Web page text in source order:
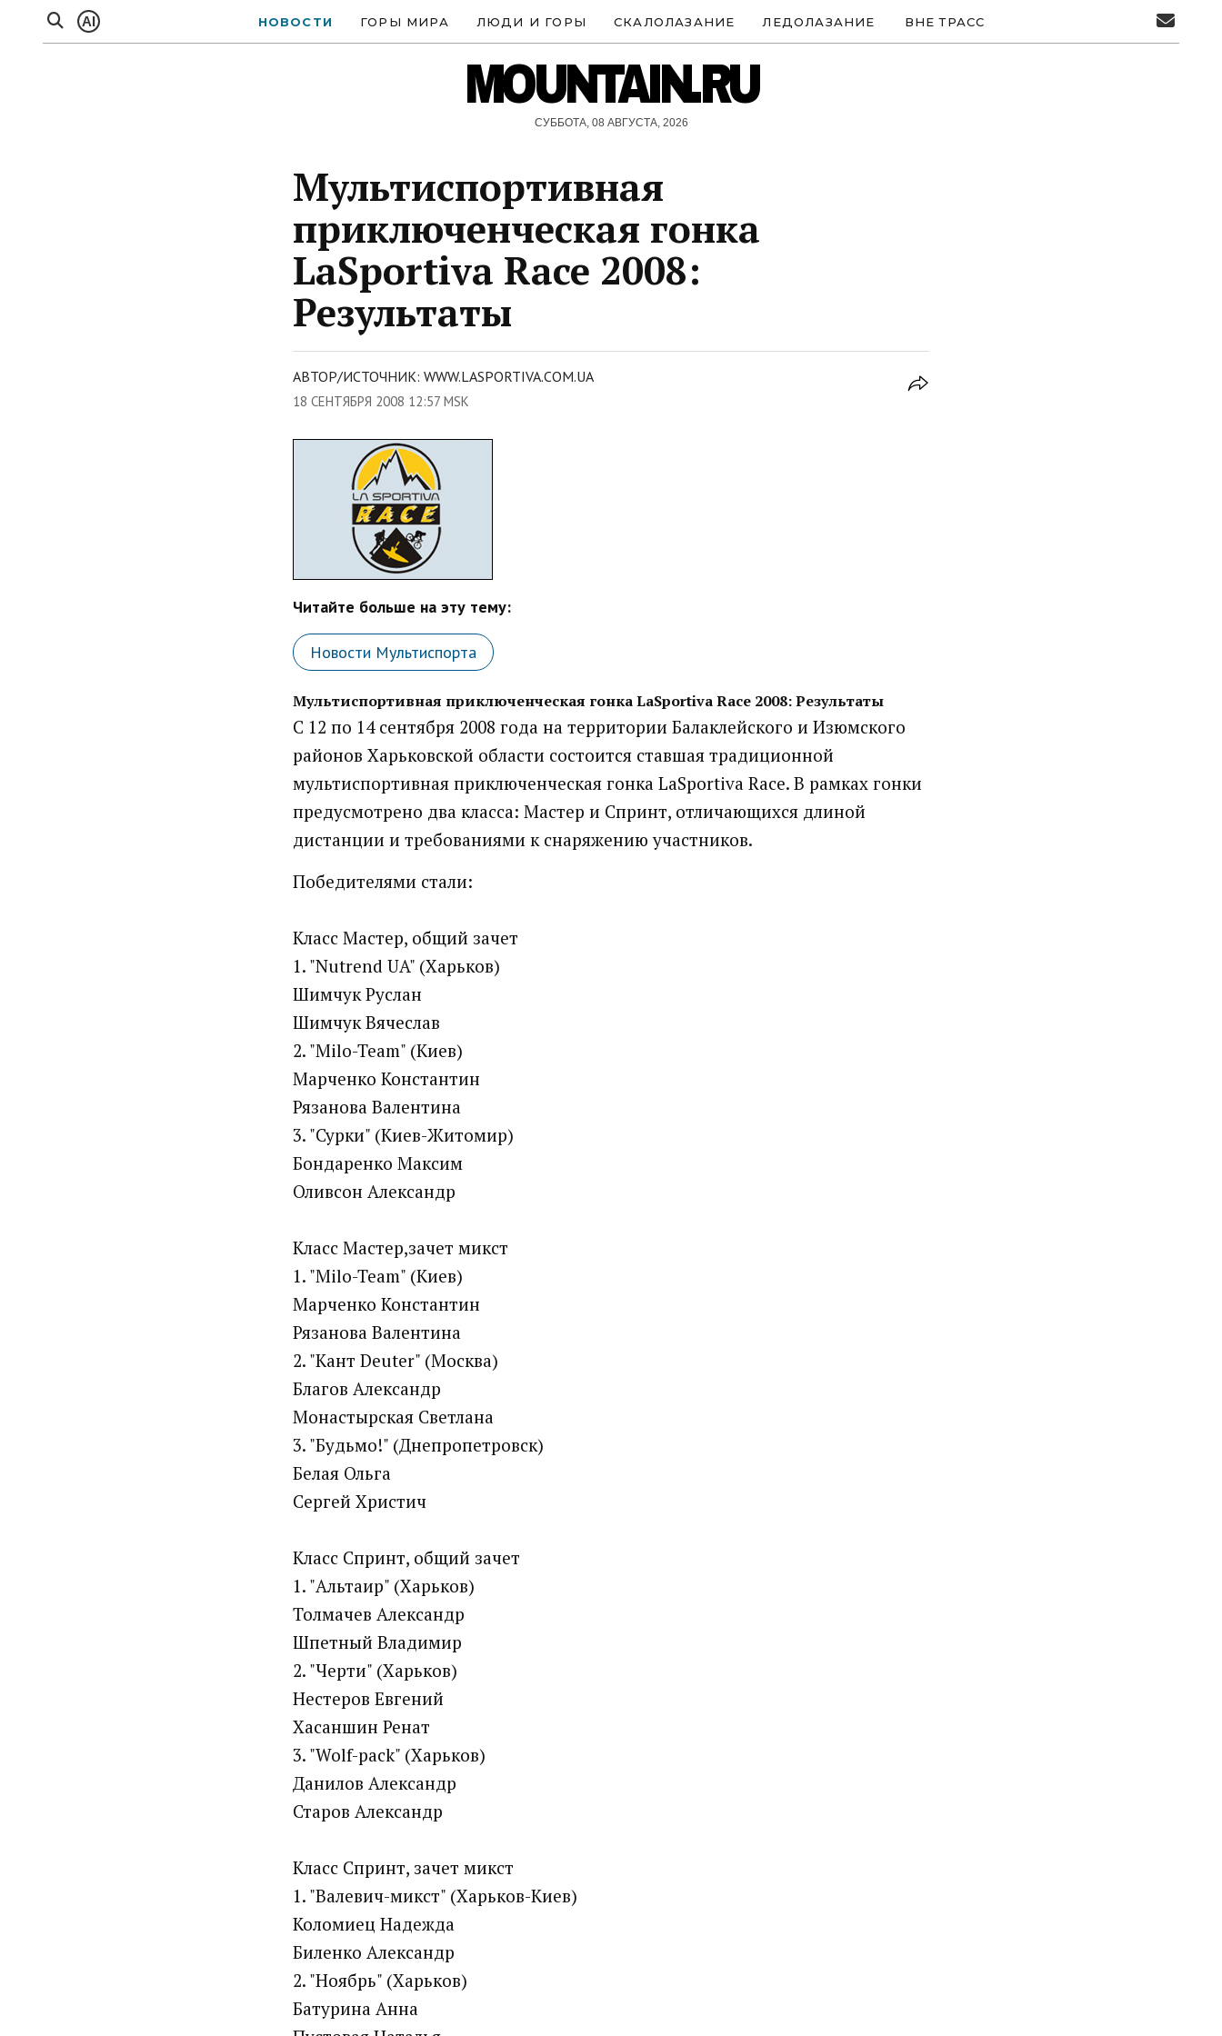
AI НОВОСТИ ГОРЫ МИРА ЛЮДИ И ГОРЫ СКАЛОЛАЗАНИЕ ЛЕДОЛАЗАНИЕ ВНЕ ТРАСС
MOUNTAIN.RU
СУББОТА, 08 АВГУСТА, 2026
Мультиспортивная
приключенческая гонка
LaSportiva Race 2008:
Результаты
АВТОР/ИСТОЧНИК: WWW.LASPORTIVA.COM.UA
18 СЕНТЯБРЯ 2008 12:57 MSK
Читайте больше на эту тему:
Новости Мультиспорта
Мультиспортивная приключенческая гонка LaSportiva Race 2008: Результаты
C 12 по 14 сентября 2008 года на территории Балаклейского и Изюмского
районов Харьковской области состоится ставшая традиционной
мультиспортивная приключенческая гонка LaSportiva Race. В рамках гонки
предусмотрено два класса: Мастер и Спринт, отличающихся длиной
дистанции и требованиями к снаряжению участников.
Победителями стали:
Класс Мастер, общий зачет
1. "Nutrend UA" (Харьков)
Шимчук Руслан
Шимчук Вячеслав
2. "Milo-Team" (Киев)
Марченко Константин
Рязанова Валентина
3. "Сурки" (Киев-Житомир)
Бондаренко Максим
Оливсон Александр
Класс Мастер,зачет микст
1. "Milo-Team" (Киев)
Марченко Константин
Рязанова Валентина
2. "Кант Deuter" (Москва)
Благов Александр
Монастырская Светлана
3. "Будьмо!" (Днепропетровск)
Белая Ольга
Сергей Христич
Класс Спринт, общий зачет
1. "Альтаир" (Харьков)
Толмачев Александр
Шпетный Владимир
2. "Черти" (Харьков)
Нестеров Евгений
Хасаншин Ренат
3. "Wolf-pack" (Харьков)
Данилов Александр
Старов Александр
Класс Спринт, зачет микст
1. "Валевич-микст" (Харьков-Киев)
Коломиец Надежда
Биленко Александр
2. "Ноябрь" (Харьков)
Батурина Анна